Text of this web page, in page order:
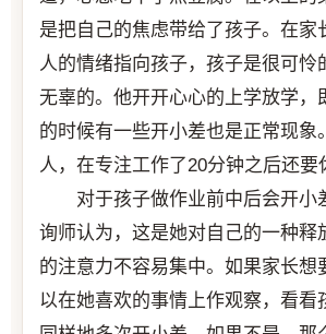
是把自己的焦虑带给了孩子。在家
人的情绪指向孩子，孩子是很可怜
无辜的。他开开心心的上学放学，
的时候有一些开小差也是正常现象
人，在专注工作了20分钟之后还要
对于孩子做作业前中后会开小
询师认为，这是她对自己的一种释
的注意力不容易集中。如果家长想
以在她喜欢的事情上作观察，看看